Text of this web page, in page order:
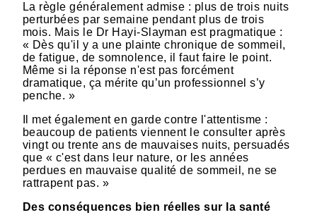
La règle généralement admise : plus de trois nuits
perturbées par semaine pendant plus de trois
mois. Mais le Dr Hayi-Slayman est pragmatique :
« Dès qu'il y a une plainte chronique de sommeil,
de fatigue, de somnolence, il faut faire le point.
Même si la réponse n'est pas forcément
dramatique, ça mérite qu’un professionnel s’y
penche. »
Il met également en garde contre l'attentisme :
beaucoup de patients viennent le consulter après
vingt ou trente ans de mauvaises nuits, persuadés
que « c'est dans leur nature, or les années
perdues en mauvaise qualité de sommeil, ne se
rattrapent pas. »
Des conséquences bien réelles sur la santé